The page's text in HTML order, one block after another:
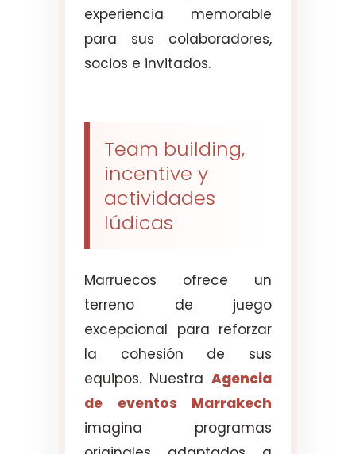
experiencia memorable
para sus colaboradores,
socios e invitados.
Team building,
incentive y
actividades
lúdicas
Marruecos ofrece un
terreno de juego
excepcional para reforzar
la cohesión de sus
equipos. Nuestra Agencia
de eventos Marrakech
imagina programas